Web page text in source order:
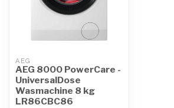
AEG
AEG 8000 PowerCare -
UniversalDose
Wasmachine 8 kg
LR86CBC86